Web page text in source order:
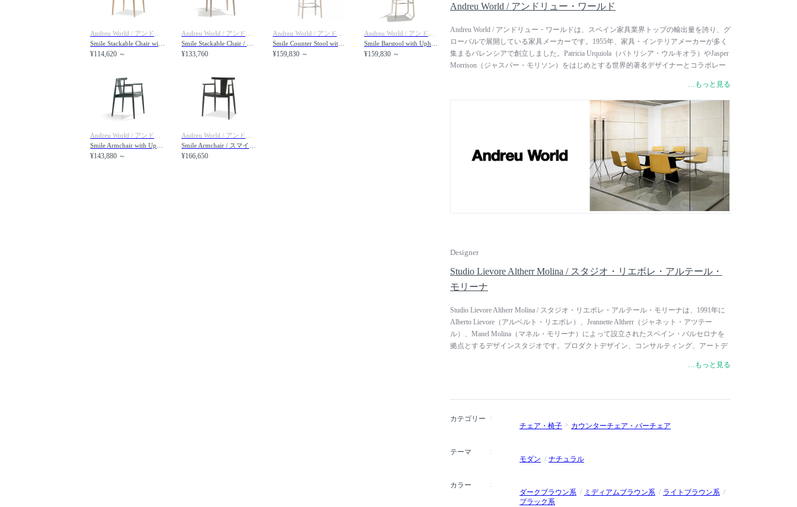
Andreu World / アンドリュー・ワールド
Andreu World / アンドリュー・ワールドは、スペイン家具業界トップの輸出量を誇り、グ
ローバルで展開している家具メーカーです。1955年、家具・インテリアメーカーが多く
集まるバレンシアで創立しました。Patricia Urquiola（パトリシア・ウルキオラ）やJasper
Morrison（ジャスパー・モリソン）をはじめとする世界的著名デザイナーとコラボレー
る実用的な設計から生み出された製品は、個人邸やオフィスはもちろんのこと、世界中
の有名ホテルやレストランでも使用されています。レッド・ドット・デザイン賞やドイ
ツ・デザイン賞、ベスト・オブ・ネオコン、ADIデザインインデックスなど、数多くの
デザイン賞を受賞しています。 東欧にある自社の森林で採れたブナ材やオーク材、アッ
シュ材など、FSC認証を取得した木材を100%使用。同じく東欧にある自社工場で加工
し、スペインの工場で組み立てています。この無駄のない一貫した生産ラインによっ
て、高品質な家具を作るとともに、徹底した地球環境保護に取り組んでいます。
…もっと見る
Designer
Studio Lievore Altherr Molina / スタジオ・リエボレ・アルテール・
モリーナ
Studio Lievore Altherr Molina / スタジオ・リエボレ・アルテール・モリーナは、1991年に
Alberto Lievore（アルベルト・リエボレ）、Jeannette Altherr（ジャネット・アツテー
ル）、Manel Molina（マネル・モリーナ）によって設立されたスペイン・バルセロナを
拠点とするデザインスタジオです。プロダクトデザイン、コンサルティング、アートデ
だけでなく、インテリアデザイン、プロダクトデザイン、パッケージデザインなどのプ
国内外で数々の賞を受賞。バルセロナ、ケルン、シカゴ、ストックホルム、ヘルシン
キ、ロンドン、マドリッド、ミラノ、ニューヨーク、パリ、東京で、様々な展覧会やシ
…もっと見る
カテゴリー
チェア・椅子
カウンターチェア・バーチェア
テーマ
モダン
ナチュラル
カラー
ダークブラウン系
ミディアムブラウン系
ライトブラウン系
ブラック系
¥114,620 ～ ¥133,760 ¥159,830 ～ ¥159,830 ～
¥143,880 ～ ¥166,650